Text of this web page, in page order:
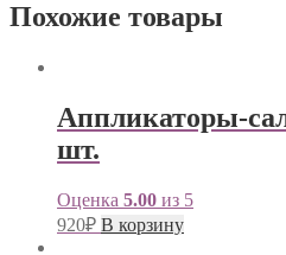
Похожие товары
Аппликаторы-
шт.
Оценка 5.00 из 5
920₽ В корзину